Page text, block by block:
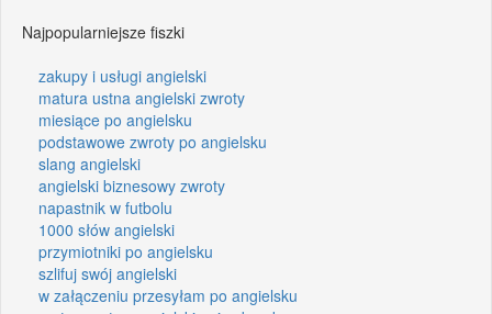
Najpopularniejsze fiszki
zakupy i usługi angielski
matura ustna angielski zwroty
miesiące po angielsku
podstawowe zwroty po angielsku
slang angielski
angielski biznesowy zwroty
napastnik w futbolu
1000 słów angielski
przymiotniki po angielsku
szlifuj swój angielski
w załączeniu przesyłam po angielsku